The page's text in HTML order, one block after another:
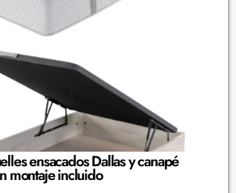
ensacados Dallas y canapé
montaje incluido